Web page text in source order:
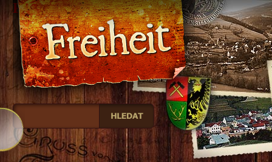
Freiheit